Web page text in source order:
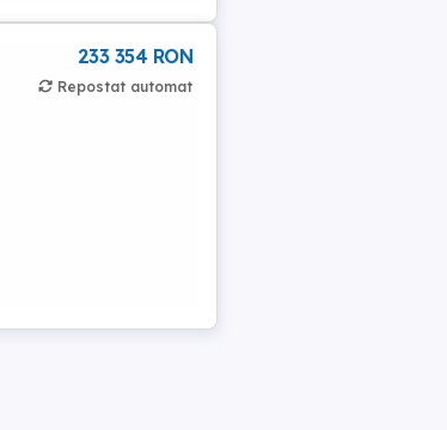
233 354 RON
Repostat automat